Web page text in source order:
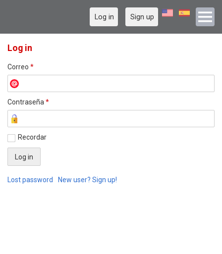
Log in Sign up
Log in
Correo *
Contraseña *
Recordar
Lost password New user? Sign up!